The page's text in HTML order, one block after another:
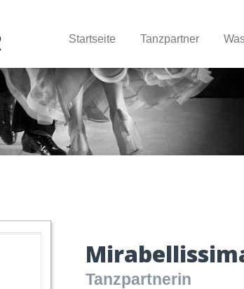
Startseite Tanzpartner
Tanzpartnerin